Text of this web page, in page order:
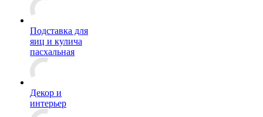
Подставка для
яиц и кулича
пасхальная
Декор и
интерьер